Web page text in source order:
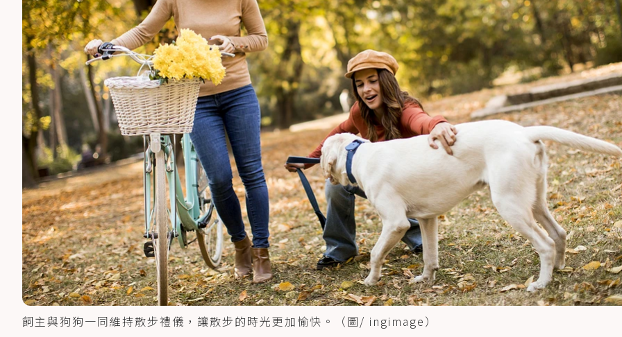
飼主與狗狗一同維持散步禮儀，讓散步的時光更加愉快。（圖/ ingimage）